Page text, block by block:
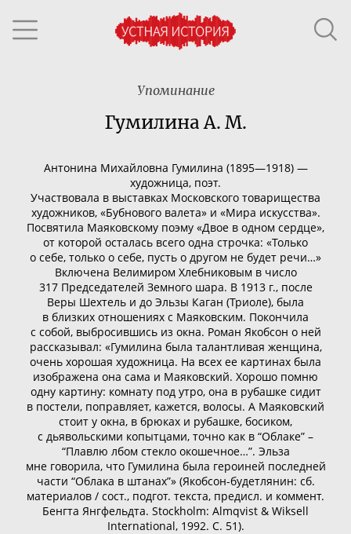
Упоминание
Гумилина А. М.
Антонина Михайловна Гумилина (1895—1918) —
художница, поэт.
Участвовала в выставках Московского товарищества
художников, «Бубнового валета» и «Мира искусства».
Посвятила Маяковскому поэму «Двое в одном сердце»,
от которой осталась всего одна строчка: «Только
о себе, только о себе, пусть о другом не будет речи…»
Включена Велимиром Хлебниковым в число
317 Председателей Земного шара. В 1913 г., после
Веры Шехтель и до Эльзы Каган (Триоле), была
в близких отношениях с Маяковским. Покончила
с собой, выбросившись из окна. Роман Якобсон о ней
рассказывал: «Гумилина была талантливая женщина,
очень хорошая художница. На всех ее картинах была
изображена она сама и Маяковский. Хорошо помню
одну картину: комнату под утро, она в рубашке сидит
в постели, поправляет, кажется, волосы. А Маяковский
стоит у окна, в брюках и рубашке, босиком,
с дьявольскими копытцами, точно как в “Облаке” –
“Плавлю лбом стекло окошечное…”. Эльза
мне говорила, что Гумилина была героиней последней
части “Облака в штанах”» (Якобсон-будетлянин: сб.
материалов / сост., подгот. текста, предисл. и коммент.
Бенгта Янгфельдта. Stockholm: Almqvist & Wiksell
International, 1992. С. 51).